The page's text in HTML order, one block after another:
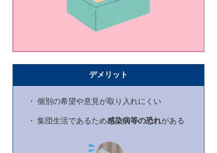
デメリット
・ 個別の希望や意見が取り入れにくい
・ 集団生活であるため感染病等の恐れがある